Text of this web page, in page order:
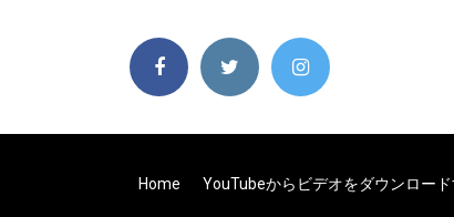
Home YouTubeからビデオをダウンロー